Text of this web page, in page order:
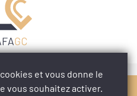
et vous donne le
vous souhaitez activer.